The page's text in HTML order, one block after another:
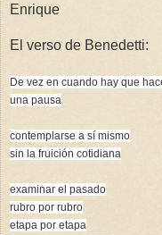
Enrique
El verso de Benedetti:
De vez en cuando hay que
una pausa
contemplarse a sí mismo
sin la fruición cotidiana
examinar el pasado
rubro por rubro
etapa por etapa